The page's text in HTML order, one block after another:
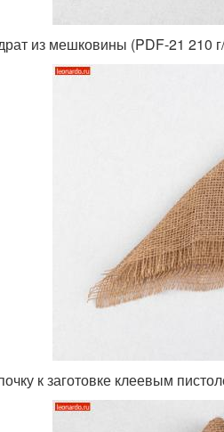
из мешковины (PDF-21 210
к заготовке клеевым